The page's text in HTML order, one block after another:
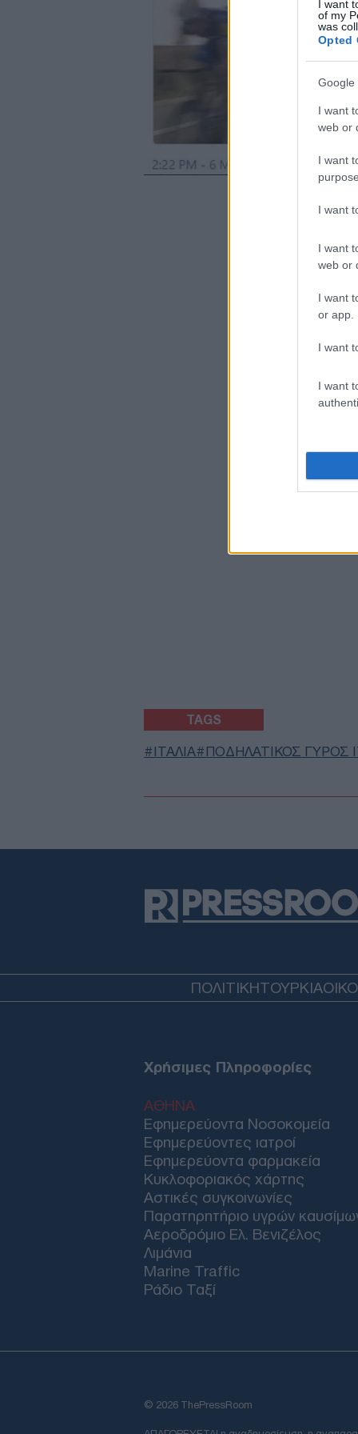
I want
of my
was
Opted
Google
I want
web or
I want
I want
I want
web or
I want
or app.
I want
I want
TAGS
ΙΤΑΛΙΑ ΠΟΔΗΛΑΤΙΚΟΣ ΓΥΡΟΣ
ΠΟΛΙΤΙΚΗΤΟΥΡΚΙΑ
Χρήσιμες Πληροφορίες
ΑΘΗΝΑ
Εφημερεύοντα Νοσοκομεία
Εφημερεύοντες ιατροί
Εφημερεύοντα φαρμακεία
Κυκλοφοριακός χάρτης
Αστικές συγκοινωνίες
Παρατηρητήριο υγρών
Αεροδρόμιο Ελ. Βενιζέλος
Λιμάνια
Marine Traffic
Ράδιο Ταξί
© 2026 ThePressRoom